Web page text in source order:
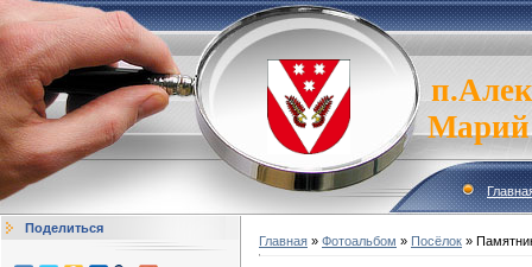
Поделиться
Главная » Фотоальбом » Посёлок »